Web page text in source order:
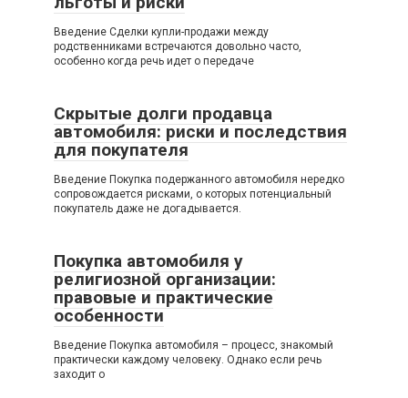
Введение Сделки купли-продажи между
родственниками встречаются довольно часто,
особенно когда речь идет о передаче
Скрытые долги продавца
автомобиля: риски и последствия
для покупателя
Введение Покупка подержанного автомобиля нередко
сопровождается рисками, о которых потенциальный
покупатель даже не догадывается.
Покупка автомобиля у
религиозной организации:
правовые и практические
особенности
Введение Покупка автомобиля – процесс, знакомый
практически каждому человеку. Однако если речь
заходит о